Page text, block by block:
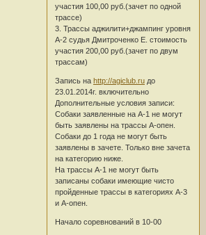
участия 100,00 руб.(зачет по одной
трассе)
3. Трассы аджилити+джампинг уровня
А-2 судья Дмитроченко Е. стоимость
участия 200,00 руб.(зачет по двум
трассам)
Запись на http://agiclub.ruдо
23.01.2014г. включительно
Дополнительные условия записи:
Собаки заявленные на А-1 не могут
быть заявлены на трассы А-опен.
Собаки до 1 года не могут быть
заявлены в зачете. Только вне зачета
на категорию ниже.
На трассы А-1 не могут быть
записаны собаки имеющие чисто
пройденные трассы в категориях А-3
и А-опен.
Начало соревнований в 10-00